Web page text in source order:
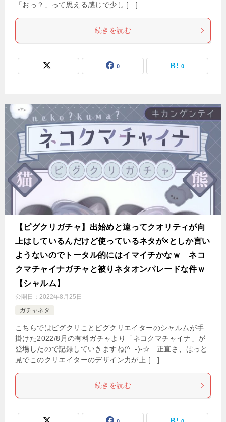
「おっ？」って思える感じで少し […]
続きを読む
0 0
【ピグクリガチャ】出始めと違ってクオリティが向
上はしているんだけど使っているネタが×としか言い
ようないのでトータル的にはイマイチかなｗ ネコ
クマチャイナガチャと被りネタオンパレードな件ｗ
【シャルム】
公開日： 2022年8月25日
ガチャネタ
こちらではピグクリことピグクリエイターのシャルムが手
掛けた2022/8月の有料ガチャより「ネコクマチャイナ」が
登場したので記録していきますね(^_-)-☆ 正直さ、ぱっと
見でこのクリエイターのデザイン力が上 […]
続きを読む